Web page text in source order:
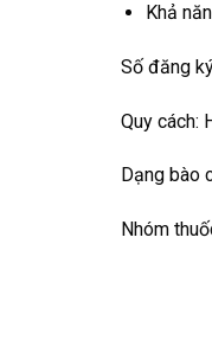
Khả
Số đăng
Quy cách:
Dạng bào
Nhóm